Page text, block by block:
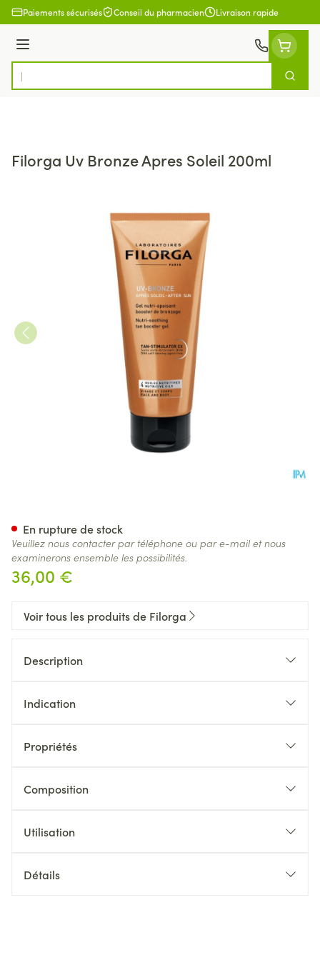
Aller au contenu
Paiements sécurisés Conseil du pharmacien Livraison rapide
Menu
Rechercher
Filorga Uv Bronze Apres Soleil 200ml
36,00 €
En rupture de stock
Veuillez nous contacter par téléphone ou par e-mail et nous
examinerons ensemble les possibilités.
Voir tous les produits de Filorga
Description
Indication
Propriétés
Composition
Utilisation
Détails